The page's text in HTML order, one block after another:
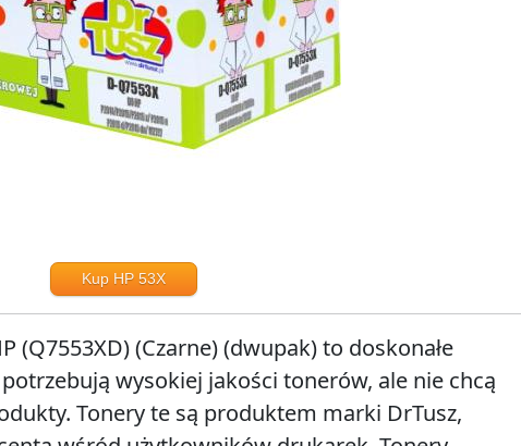
Kup HP 53X
(Q7553XD) (Czarne) (dwupak) to doskonałe
wysokiej jakości tonerów, ale nie chcą
Tonery te są produktem marki DrTusz,